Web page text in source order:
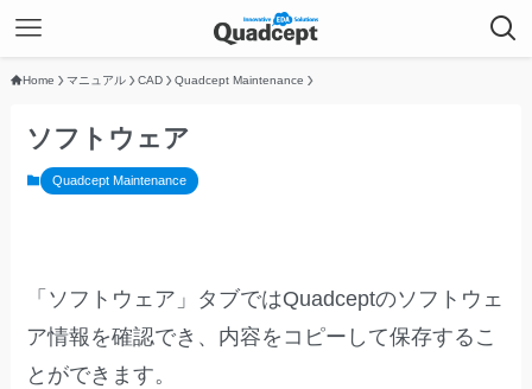
Home マニュアル CAD Quadcept Maintenance
ソフトウェア
Quadcept Maintenance
「ソフトウェア」タブではQuadceptのソフトウェ
ア情報を確認でき、内容をコピーして保存するこ
とができます。